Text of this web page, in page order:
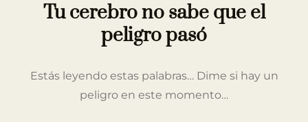
Tu cerebro no sabe que el
peligro pasó
Estás leyendo estas palabras… Dime si hay un
peligro en este momento…